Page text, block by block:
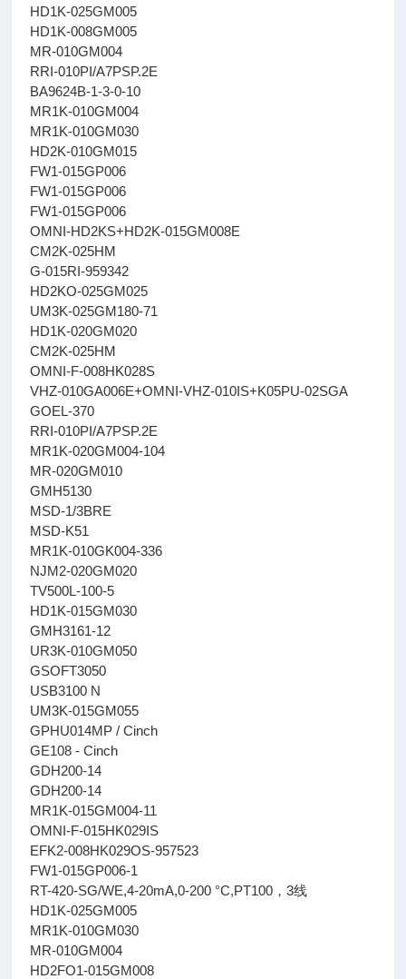
HD1K-025GM005
HD1K-008GM005
MR-010GM004
RRI-010PI/A7PSP.2E
BA9624B-1-3-0-10
MR1K-010GM004
MR1K-010GM030
HD2K-010GM015
FW1-015GP006
FW1-015GP006
FW1-015GP006
OMNI-HD2KS+HD2K-015GM008E
CM2K-025HM
G-015RI-959342
HD2KO-025GM025
UM3K-025GM180-71
HD1K-020GM020
CM2K-025HM
OMNI-F-008HK028S
VHZ-010GA006E+OMNI-VHZ-010IS+K05PU-02SGA
GOEL-370
RRI-010PI/A7PSP.2E
MR1K-020GM004-104
MR-020GM010
GMH5130
MSD-1/3BRE
MSD-K51
MR1K-010GK004-336
NJM2-020GM020
TV500L-100-5
HD1K-015GM030
GMH3161-12
UR3K-010GM050
GSOFT3050
USB3100 N
UM3K-015GM055
GPHU014MP / Cinch
GE108 - Cinch
GDH200-14
GDH200-14
MR1K-015GM004-11
OMNI-F-015HK029IS
EFK2-008HK029OS-957523
FW1-015GP006-1
RT-420-SG/WE,4-20mA,0-200 °C,PT100，3线
HD1K-025GM005
MR1K-010GM030
MR-010GM004
HD2FO1-015GM008